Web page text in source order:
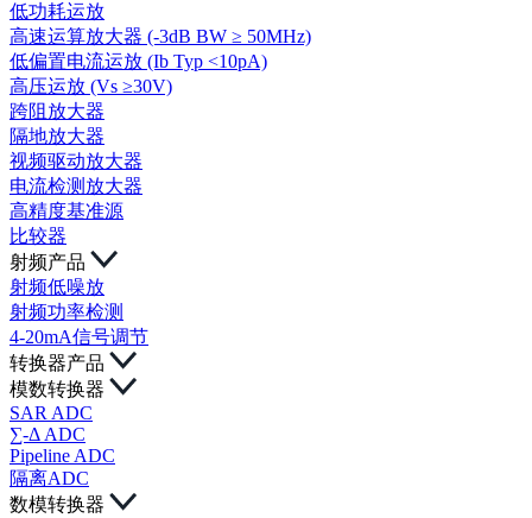
低功耗运放
高速运算放大器 (-3dB BW ≥ 50MHz)
低偏置电流运放 (Ib Typ <10pA)
高压运放 (Vs ≥30V)
跨阻放大器
隔地放大器
视频驱动放大器
电流检测放大器
高精度基准源
比较器
射频产品
射频低噪放
射频功率检测
4-20mA信号调节
转换器产品
模数转换器
SAR ADC
∑-Δ ADC
Pipeline ADC
隔离ADC
数模转换器